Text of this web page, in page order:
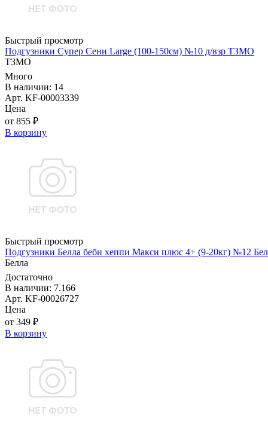
Быстрый просмотр
Подгузники Супер Сени Large (100-150см) №10 д/взр ТЗМО
ТЗМО
Много
В наличии: 14
Арт. KF-00003339
Цена
от 855 ₽
В корзину
Быстрый просмотр
Подгузники Белла беби хеппи Макси плюс 4+ (9-20кг) №12
Белла
Достаточно
В наличии: 7.166
Арт. KF-00026727
Цена
от 349 ₽
В корзину